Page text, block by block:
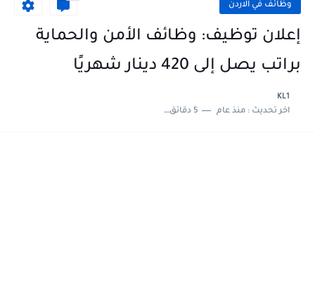
وظائف في الاردن
إعلان توظيف: وظائف الأمن والحماية
براتب يصل إلى 420 دينار شهريًا
KL1
اخر تحديث :منذ عام 5 دقائق للقراءة